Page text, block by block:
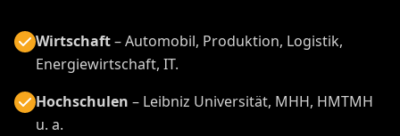
Wirtschaft– Automobil, Produktion, Logistik,
Energiewirtschaft, IT.
Hochschulen – Leibniz Universität, MHH, HMTMH
u. a.